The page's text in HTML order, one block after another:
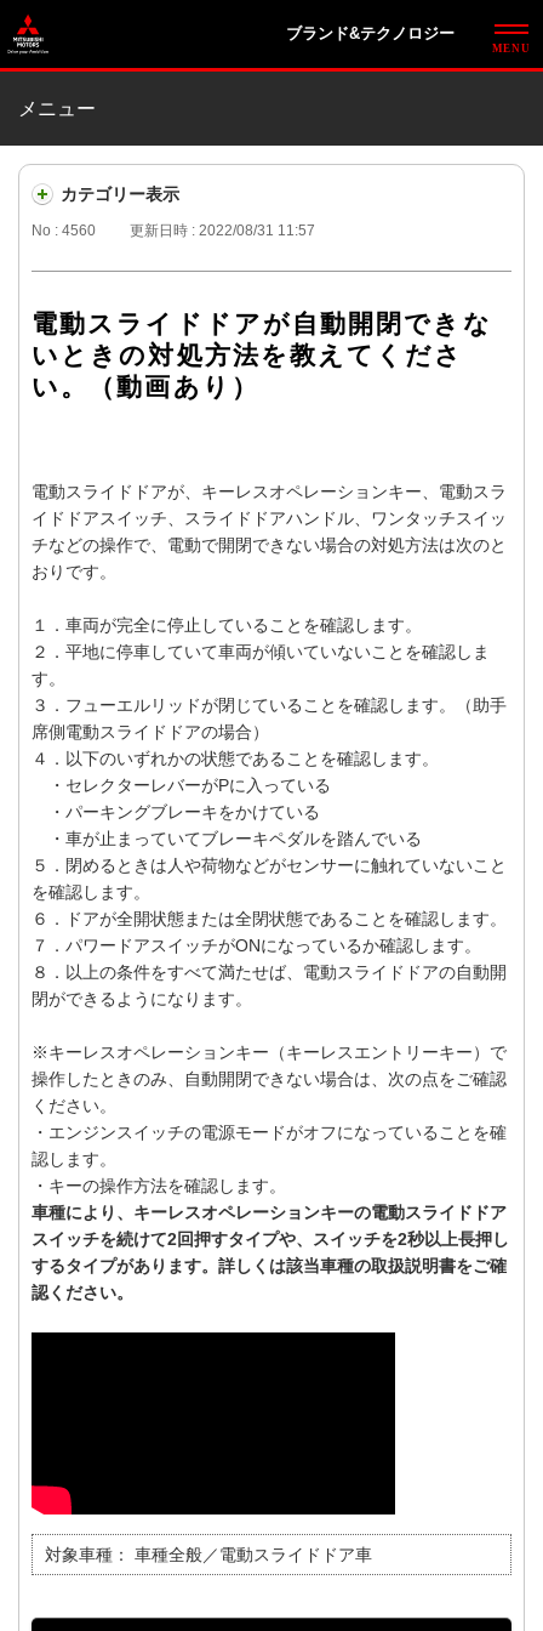
ブランド&テクノロジー
メニュー
カテゴリー表示
No : 4560 更新日時 : 2022/08/31 11:57
電動スライドドアが自動開閉できな
いときの対処方法を教えてくださ
い。（動画あり）
電動スライドドアが、キーレスオペレーションキー、電動スラ
イドドアスイッチ、スライドドアハンドル、ワンタッチスイッ
チなどの操作で、電動で開閉できない場合の対処方法は次のと
おりです。
１．車両が完全に停止していることを確認します。
２．平地に停車していて車両が傾いていないことを確認しま
す。
３．フューエルリッドが閉じていることを確認します。（助手
席側電動スライドドアの場合）
４．以下のいずれかの状態であることを確認します。
・セレクターレバーがPに入っている
・パーキングブレーキをかけている
・車が止まっていてブレーキペダルを踏んでいる
５．閉めるときは人や荷物などがセンサーに触れていないこと
を確認します。
６．ドアが全開状態または全閉状態であることを確認します。
７．パワードアスイッチがONになっているか確認します。
８．以上の条件をすべて満たせば、電動スライドドアの自動開
閉ができるようになります。
※キーレスオペレーションキー（キーレスエントリーキー）で
操作したときのみ、自動開閉できない場合は、次の点をご確認
ください。
・エンジンスイッチの電源モードがオフになっていることを確
認します。
・キーの操作方法を確認します。
車種により、キーレスオペレーションキーの電動スライドドア
スイッチを続けて2回押すタイプや、スイッチを2秒以上長押し
するタイプがあります。詳しくは該当車種の取扱説明書をご確
認ください。
対象車種： 車種全般／電動スライドドア車